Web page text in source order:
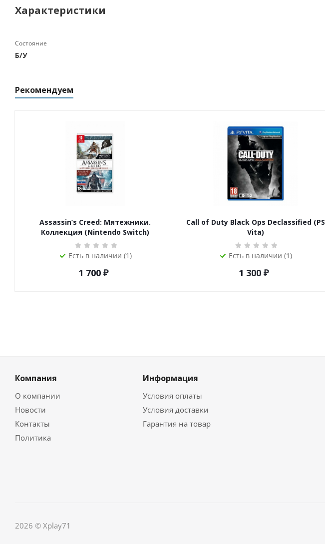
Характеристики
Состояние
Б/У
Рекомендуем
Assassin’s Creed: Мятежники.
Коллекция (Nintendo Switch)
Есть в наличии (1)
1 700 ₽
Call of Duty Black Ops Declassified (PS
Vita)
Есть в наличии (1)
1 300 ₽
Компания
О компании
Новости
Контакты
Политика
Информация
Условия оплаты
Условия доставки
Гарантия на товар
2026 © Xplay71